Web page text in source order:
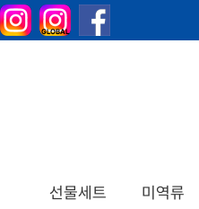
선물세트 미역류